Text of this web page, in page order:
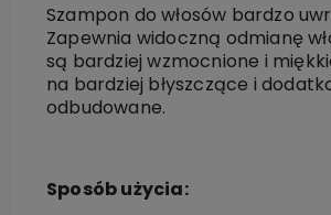
Szampon do włosów bardzo
Zapewnia widoczną odmianę
są bardziej wzmocnione i
na bardziej błyszczące i
odbudowane.
Sposób użycia: